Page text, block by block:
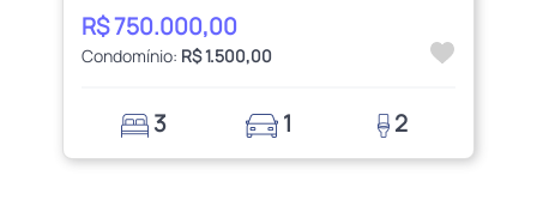
R$ 750.000,00
Condomínio: R$ 1.500,00
3 1 2